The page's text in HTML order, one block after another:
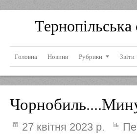
Головна Новини Рубрики Звіти
27 квітня 2023 р.